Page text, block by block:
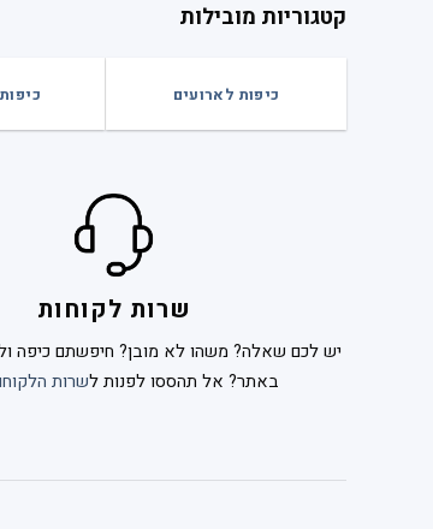
קטגוריות מובילות
כיפות לארועים
שרות לקוחות
יש לכם שאלה? משהו לא מובן? חיפשתם כיפה
באתר? אל תהססו לפנות לשרות